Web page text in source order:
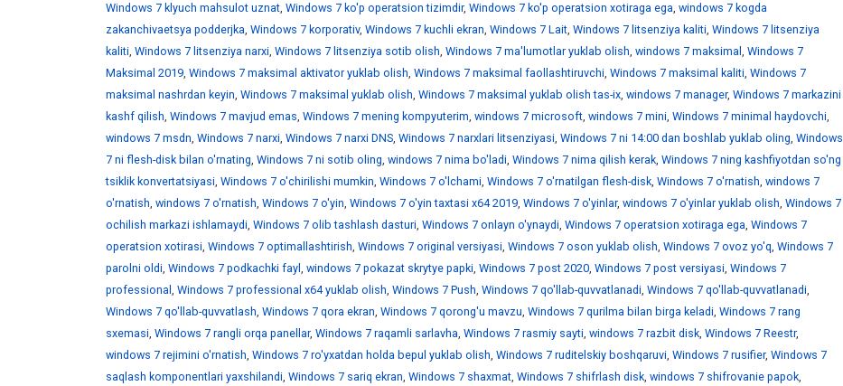
Windows 7 klyuch mahsulot uznat, Windows 7 ko'p operatsion tizimdir, Windows 7 ko'p operatsion xotiraga ega, windows 7 kogda
zakanchivaetsya podderjka, Windows 7 korporativ, Windows 7 kuchli ekran, Windows 7 Lait, Windows 7 litsenziya kaliti, Windows 7 litsenziya
kaliti, Windows 7 litsenziya narxi, Windows 7 litsenziya sotib olish, Windows 7 ma'lumotlar yuklab olish, windows 7 maksimal , Windows 7
Maksimal 2019, Windows 7 maksimal aktivator yuklab olish, Windows 7 maksimal faollashtiruvchi, Windows 7 maksimal kaliti, Windows 7
maksimal nashrdan keyin, Windows 7 maksimal yuklab olish, Windows 7 maksimal yuklab olish tas-ix, windows 7 manager, Windows 7 markazini
kashf qilish, Windows 7 mavjud emas, Windows 7 mening kompyuterim, windows 7 microsoft, windows 7 mini, Windows 7 minimal haydovchi,
windows 7 msdn, Windows 7 narxi, Windows 7 narxi DNS, Windows 7 narxlari litsenziyasi, Windows 7 ni 14:00 dan boshlab yuklab oling, Windows
7 ni flesh-disk bilan o'rnating, Windows 7 ni sotib oling, windows 7 nima bo'ladi, Windows 7 nima qilish kerak, Windows 7 ning kashfiyotdan so'ng
tsiklik konvertatsiyasi, Windows 7 o'chirilishi mumkin, Windows 7 o'lchami, Windows 7 o'rnatilgan flesh-disk, Windows 7 o'rnatish, windows 7
o'rnatish, windows 7 o'rnatish, Windows 7 o'yin, Windows 7 o'yin taxtasi x64 2019, Windows 7 o'yinlar, windows 7 o'yinlar yuklab olish, Windows 7
ochilish markazi ishlamaydi, Windows 7 olib tashlash dasturi, Windows 7 onlayn o'ynaydi, Windows 7 operatsion xotiraga ega, Windows 7
operatsion xotirasi, Windows 7 optimallashtirish, Windows 7 original versiyasi, Windows 7 oson yuklab olish, Windows 7 ovoz yo'q, Windows 7
parolni oldi, Windows 7 podkachki fayl , windows 7 pokazat skrytye papki, Windows 7 post 2020, Windows 7 post versiyasi, Windows 7
professional , Windows 7 professional x64 yuklab olish, Windows 7 Push, Windows 7 qo'llab-quvvatlanadi, Windows 7 qo'llab-quvvatlanadi,
Windows 7 qo'llab-quvvatlash, Windows 7 qora ekran, Windows 7 qorong'u mavzu, Windows 7 qurilma bilan birga keladi, Windows 7 rang
sxemasi, Windows 7 rangli orqa panellar, Windows 7 raqamli sarlavha, Windows 7 rasmiy sayti, windows 7 razbit disk, Windows 7 Reestr,
windows 7 rejimini o'rnatish, Windows 7 ro'yxatdan holda bepul yuklab olish, Windows 7 ruditelskiy boshqaruvi, Windows 7 rusifier, Windows 7
saqlash komponentlari yaxshilandi, Windows 7 sariq ekran, Windows 7 shaxmat, Windows 7 shifrlash disk, windows 7 shifrovanie papok,